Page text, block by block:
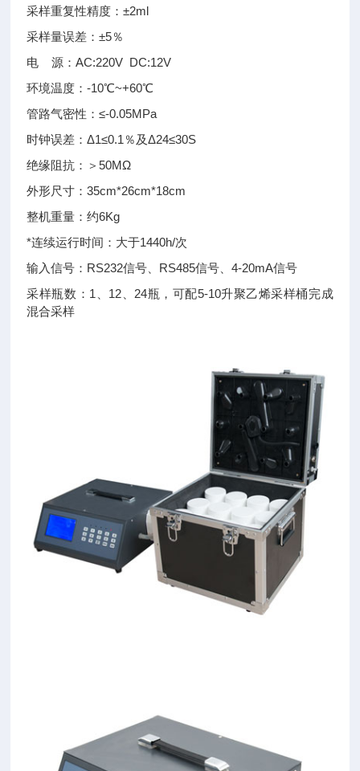
采样重复性精度：±2ml
采样量误差：±5％
电 源：AC:220V DC:12V
环境温度：-10℃~+60℃
管路气密性：≤-0.05MPa
时钟误差：Δ1≤0.1％及Δ24≤30S
绝缘阻抗：＞50MΩ
外形尺寸：35cm*26cm*18cm
整机重量：约6Kg
*连续运行时间：大于1440h/次
输入信号：RS232信号、RS485信号、4-20mA信号
采样瓶数：1、12、24瓶，可配5-10升聚乙烯采样桶完成
混合采样